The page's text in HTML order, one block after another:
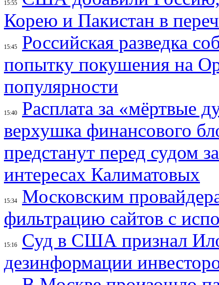
15:55
Корею и Пакистан в
15:45
Российская разведка
попытку покушения на
популярности
15:40
Расплата за «мёртвые
верхушка финансового
предстанут перед судом
интересах Калиматовых
15:34
Московским
фильтрацию сайтов с
15:16
Суд в США признал
дезинформации